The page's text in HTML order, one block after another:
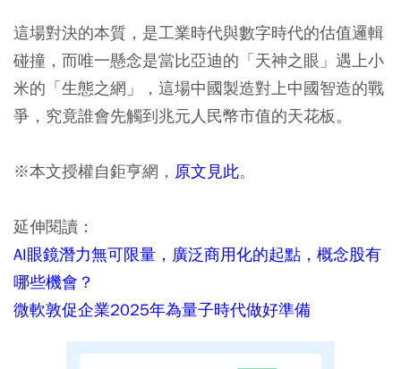
這場對決的本質，是工業時代與數字時代的估值邏輯
碰撞，而唯一懸念是當比亞迪的「天神之眼」遇上小
米的「生態之網」，這場中國製造對上中國智造的戰
爭，究竟誰會先觸到兆元人民幣市值的天花板。
※本文授權自鉅亨網， 原文見此。
延伸閱讀：
AI眼鏡潛力無可限量，廣泛商用化的起點，概念股有
哪些機會？
微軟敦促企業2025年為量子時代做好準備